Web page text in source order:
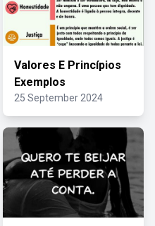
Valores E Princípios
Exemplos
25 September 2024